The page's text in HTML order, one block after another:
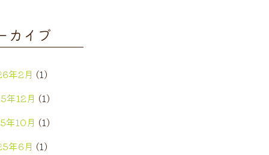
カイブ
年2月 (1)
年12月 (1)
年10月 (1)
年6月 (1)